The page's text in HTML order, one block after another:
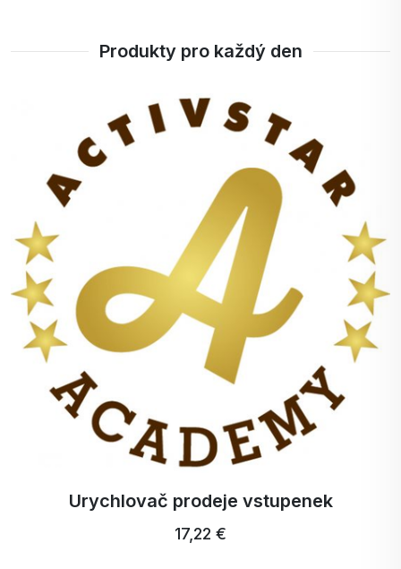
Produkty pro každý den
Urychlovač prodeje vstupenek
17,22 €